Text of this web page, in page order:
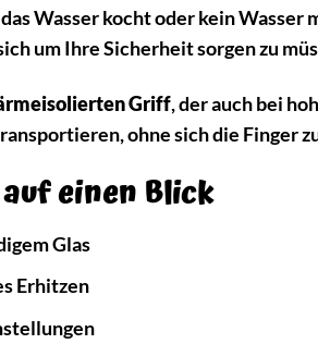
Wasser kocht oder kein Wasser
um Ihre Sicherheit sorgen zu
Griff, der auch bei
ohne sich die Finger
einen Blick
Glas
Erhitzen